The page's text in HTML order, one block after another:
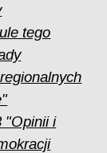
tego
"Opinii i